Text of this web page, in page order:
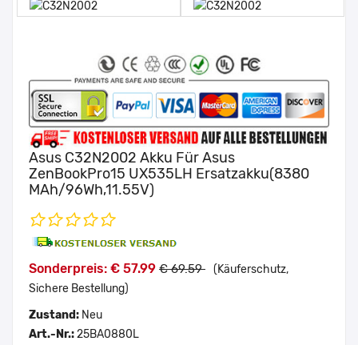
Asus C32N2002 Akku Für Asus
ZenBookPro15 UX535LH Ersatzakku(8380
MAh/96Wh,11.55V)
Sonderpreis: € 57.99 € 69.59 (Käuferschutz,
Sichere Bestellung)
Zustand: Neu
Art.-Nr.:25BA0880L